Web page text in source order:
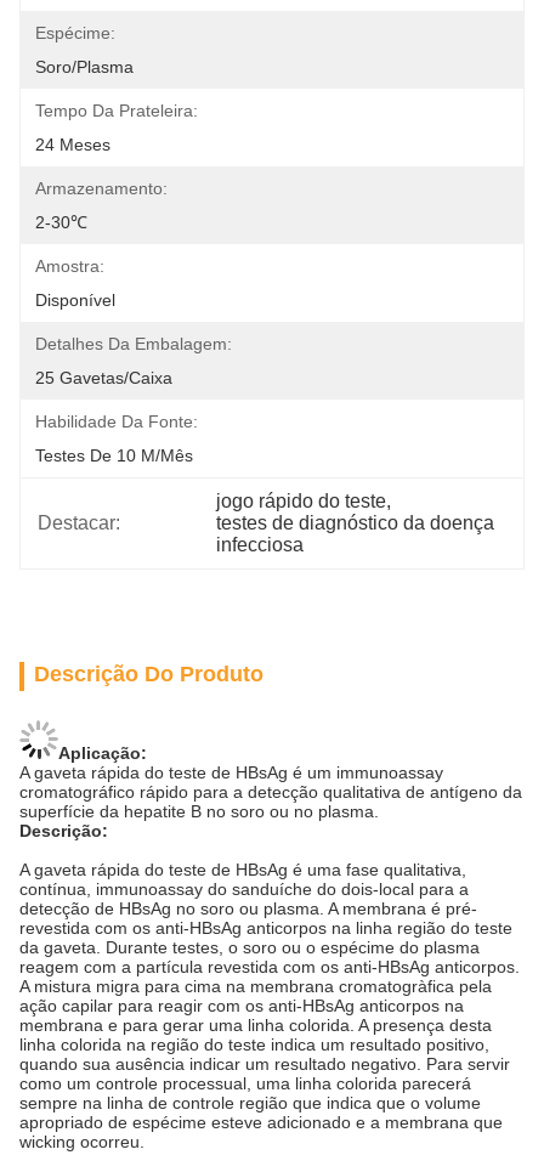
Espécime:
Soro/plasma
Tempo Da Prateleira:
24 Meses
Armazenamento:
2-30℃
Amostra:
Disponível
Detalhes Da Embalagem:
25 Gavetas/caixa
Habilidade Da Fonte:
Testes De 10 M/mês
Destacar:
jogo rápido do teste,
testes de diagnóstico da doença
infecciosa
Descrição Do Produto
Aplicação:
A gaveta rápida do teste de HBsAg é um immunoassay
cromatográfico rápido para a detecção qualitativa de antígeno da
superfície da hepatite B no soro ou no plasma.
Descrição:
A gaveta rápida do teste de HBsAg é uma fase qualitativa,
contínua, immunoassay do sanduíche do dois-local para a
detecção de HBsAg no soro ou plasma. A membrana é pré-
revestida com os anti-HBsAg anticorpos na linha região do teste
da gaveta. Durante testes, o soro ou o espécime do plasma
reagem com a partícula revestida com os anti-HBsAg anticorpos.
A mistura migra para cima na membrana cromatogràfica pela
ação capilar para reagir com os anti-HBsAg anticorpos na
membrana e para gerar uma linha colorida. A presença desta
linha colorida na região do teste indica um resultado positivo,
quando sua ausência indicar um resultado negativo. Para servir
como um controle processual, uma linha colorida parecerá
sempre na linha de controle região que indica que o volume
apropriado de espécime esteve adicionado e a membrana que
wicking ocorreu.